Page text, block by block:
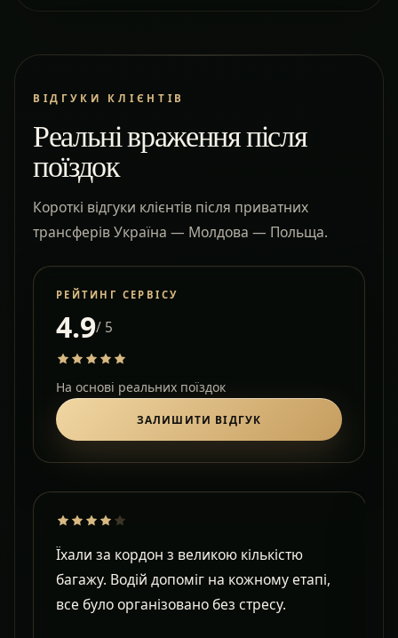
ВІДГУКИ КЛІЄНТІВ
Реальні враження після
поїздок
Короткі відгуки клієнтів після приватних
трансферів Україна — Молдова — Польща.
РЕЙТИНГ СЕРВІСУ
4.9/ 5
На основі реальних поїздок
ЗАЛИШИТИ ВІДГУК
Їхали за кордон з великою кількістю
багажу. Водій допоміг на кожному етапі,
все було організовано без стресу.